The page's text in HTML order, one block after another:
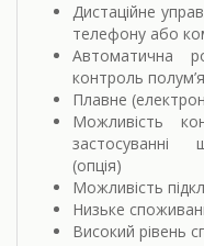
Дистаційне
телефону або
Автоматична
контроль полум’я
Плавне
Можливість
застосуванні
(опція)
Можливість
Низьке
Високий рівень